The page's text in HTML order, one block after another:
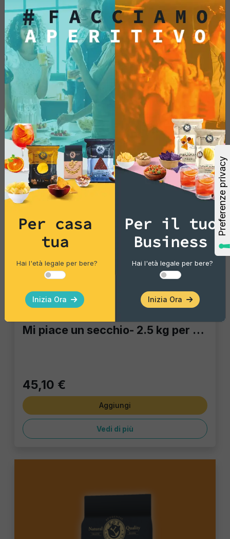
33,88 €
Aggiungi
Bar Catering
Mi piace un secchio- 2.5 kg per stuzzicare
45,10 €
Aggiungi
Vedi di più
Per casa
tua
Hai l'età legale per bere?
Inizia Ora
Per il tuo
Business
Hai l'età legale per bere?
Inizia Ora